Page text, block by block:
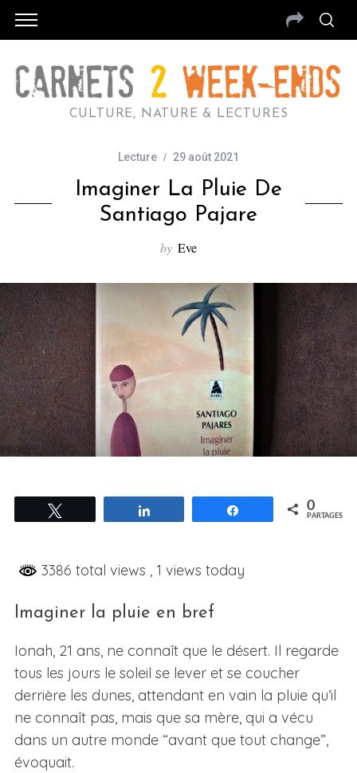
CULTURE, NATURE & LECTURES
Lecture 29 août 2021
Imaginer La Pluie De
Santiago Pajare
by Eve
Partagez 0
PARTAGES
3386 total views , 1 views today
Imaginer la pluie en bref
Ionah, 21 ans, ne connaît que le désert. Il regarde
tous les jours le soleil se lever et se coucher
derrière les dunes, attendant en vain la pluie qu’il
ne connaît pas, mais que sa mère, qui a vécu
dans un autre monde “avant que tout change”,
évoquait.